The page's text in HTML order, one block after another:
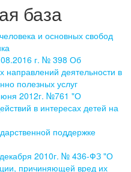
база
и основных свобод
г. № 398 Об
направлений деятельности в
полезных услуг
2012г. №761 "О
в интересах детей на
поддержке
2010г. № 436-ФЗ "О
причиняющей вред их